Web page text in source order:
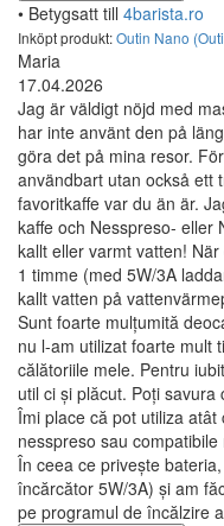
• Betygsatt till 4barista.ro
Inköpt produkt:Outin Nano
Maria
17.04.2026
Jag är väldigt nöjd med
har inte använt den på
göra det på mina resor.
användbart utan också ett
favoritkaffe var du än är.
kaffe och Nesspreso- eller
kallt eller varmt vatten!
1 timme (med 5W/3A
kallt vatten på
Sunt foarte mulțumită
nu l-am utilizat foarte mult
călătoriile mele. Pentru
util ci și plăcut. Poți
Îmi place că pot utiliza
nesspreso sau
În ceea ce privește
încărcător 5W/3A) și am
pe programul de încălzire